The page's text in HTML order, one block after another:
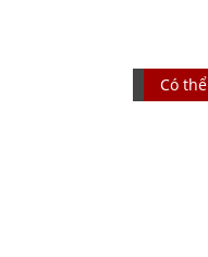
Có